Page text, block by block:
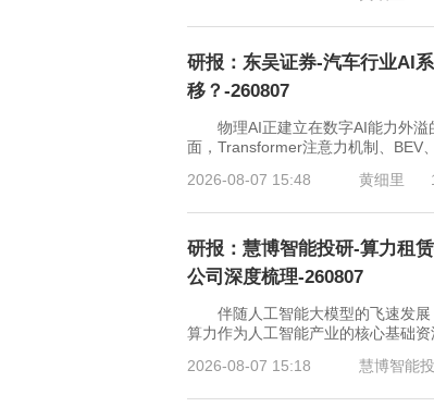
研报：东吴证券-汽车行业AI
移？-260807
物理AI正建立在数字AI能力外溢
面，Transformer注意力机制、BEV
2026-08-07 15:48
黄细里
研报：慧博智能投研-算力租
公司深度梳理-260807
伴随人工智能大模型的飞速发展
算力作为人工智能产业的核心基础
2026-08-07 15:18
慧博智能